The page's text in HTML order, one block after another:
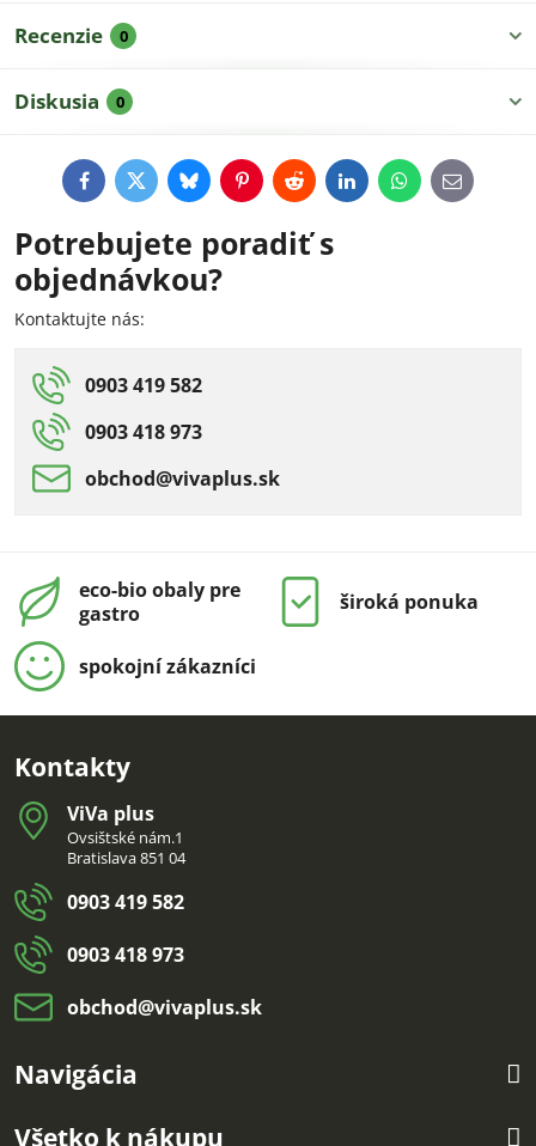
Recenzie 0
Diskusia 0
FacebookTwitterBlueskyPinterestRedditLinkedInWhatsApp
E-
mail
Potrebujete poradiť s
objednávkou?
Kontaktujte nás:
0903 419 582
0903 418 973
obchod​@vivaplus​.sk
eco-bio obaly pre
gastro
široká ponuka
spokojní zákazníci
Kontakty
ViVa plus
Ovsištské nám.1
Bratislava 851 04
0903 419 582
0903 418 973
obchod​@vivaplus​.sk
Navigácia
Všetko k nákupu